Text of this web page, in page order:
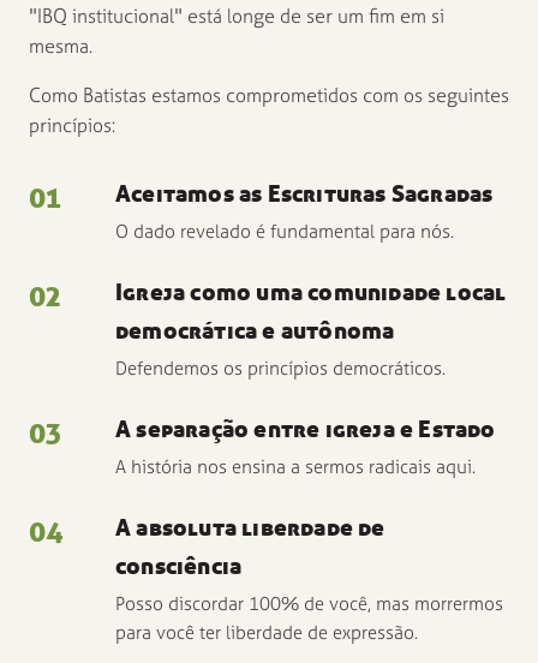
"IBQ institucional" está longe de ser um fim em si
mesma.
Como Batistas estamos comprometidos com os seguintes
princípios:
01 Aceitamos as Escrituras Sagradas
O dado revelado é fundamental para nós.
02
Igreja como uma comunidade local
democrática e autônoma
Defendemos os princípios democráticos.
03 A separação entre igreja e Estado
A história nos ensina a sermos radicais aqui.
04
A absoluta liberdade de
consciência
Posso discordar 100% de você, mas morrermos
para você ter liberdade de expressão.